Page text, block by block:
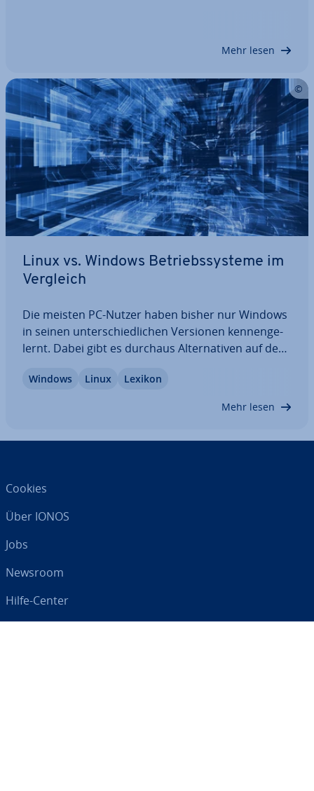
Mehr lesen
Linux vs. Windows Be­triebs­sys­te­me im
Vergleich
Die meisten PC-Nutzer haben bisher nur Windows
in seinen un­ter­schied­li­chen Versionen ken­nen­ge­
lernt. Dabei gibt es durchaus Al­ter­na­ti­ven auf dem
bieten viele Vorteile gegenüber dem Produkt von
Windows Linux Lexikon
Mehr lesen
Cookies
Über IONOS
Jobs
Newsroom
Hilfe-Center